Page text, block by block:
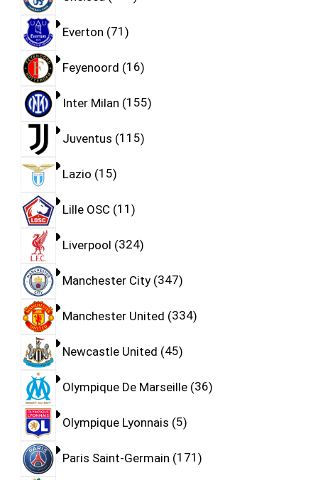
Everton 71
Feyenoord 16
Inter Milan 155
Juventus 115
Lazio 15
Lille OSC 11
Liverpool 324
Manchester City 347
Manchester United 334
Newcastle United 45
Olympique De Marseille 36
Olympique Lyonnais 5
Paris Saint-Germain 171